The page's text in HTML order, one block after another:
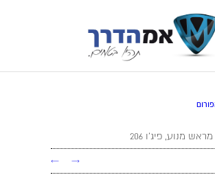
מנוע, פיג'ו 206
→
←